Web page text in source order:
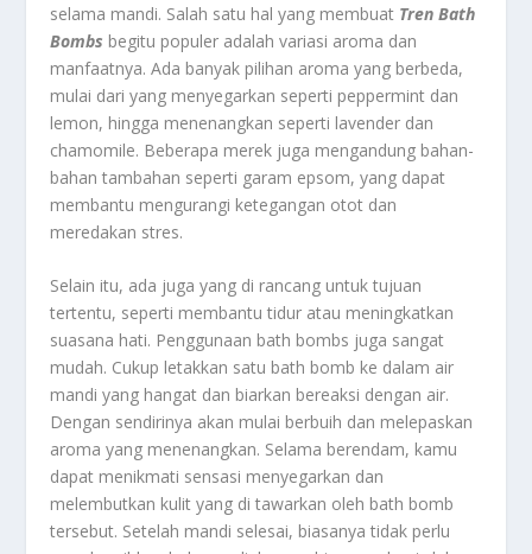
selama mandi. Salah satu hal yang membuat Tren Bath
Bombs begitu populer adalah variasi aroma dan
manfaatnya. Ada banyak pilihan aroma yang berbeda,
mulai dari yang menyegarkan seperti peppermint dan
lemon, hingga menenangkan seperti lavender dan
chamomile. Beberapa merek juga mengandung bahan-
bahan tambahan seperti garam epsom, yang dapat
membantu mengurangi ketegangan otot dan
meredakan stres.
Selain itu, ada juga yang di rancang untuk tujuan
tertentu, seperti membantu tidur atau meningkatkan
suasana hati. Penggunaan bath bombs juga sangat
mudah. Cukup letakkan satu bath bomb ke dalam air
mandi yang hangat dan biarkan bereaksi dengan air.
Dengan sendirinya akan mulai berbuih dan melepaskan
aroma yang menenangkan. Selama berendam, kamu
dapat menikmati sensasi menyegarkan dan
melembutkan kulit yang di tawarkan oleh bath bomb
tersebut. Setelah mandi selesai, biasanya tidak perlu